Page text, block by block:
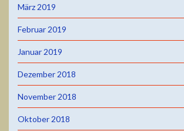
März 2019
Februar 2019
Januar 2019
Dezember 2018
November 2018
Oktober 2018